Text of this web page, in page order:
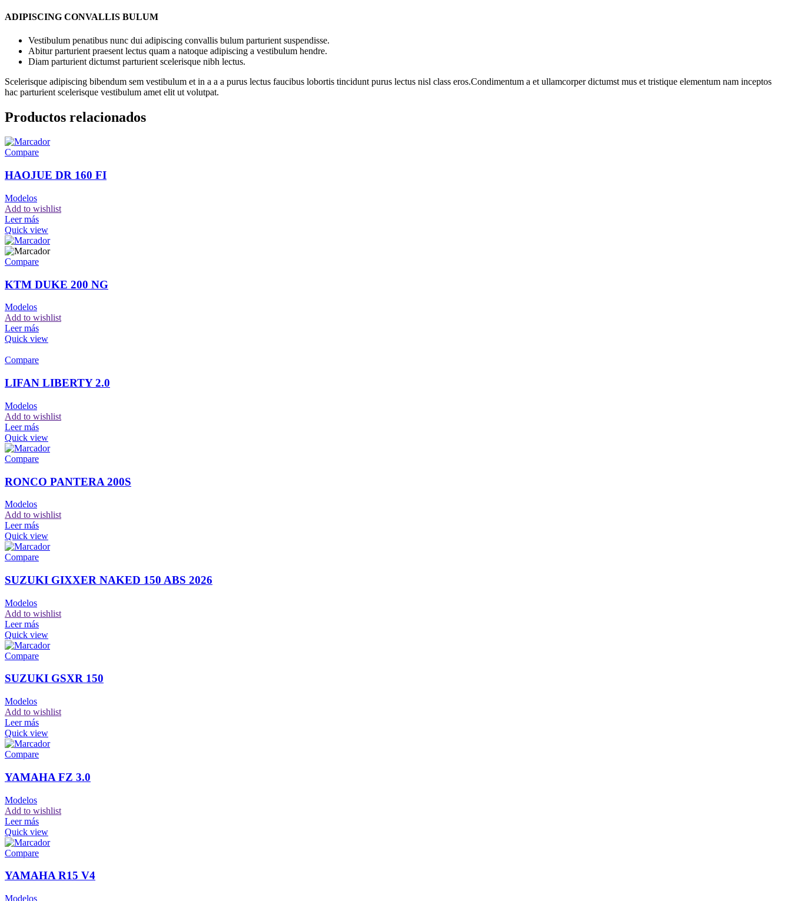
ADIPISCING CONVALLIS BULUM
Vestibulum penatibus nunc dui adipiscing convallis bulum parturient suspendisse.
Abitur parturient praesent lectus quam a natoque adipiscing a vestibulum hendre.
Diam parturient dictumst parturient scelerisque nibh lectus.
Scelerisque adipiscing bibendum sem vestibulum et in a a a purus lectus faucibus lobortis tincidunt purus lectus nisl class eros.Condimentum a et ullamcorper dictumst mus et tristique elementum nam inceptos
hac parturient scelerisque vestibulum amet elit ut volutpat.
Productos relacionados
Compare
HAOJUE DR 160 FI
Modelos
Add to wishlist
Leer más
Quick view
Compare
KTM DUKE 200 NG
Modelos
Add to wishlist
Leer más
Quick view
Compare
LIFAN LIBERTY 2.0
Modelos
Add to wishlist
Leer más
Quick view
Compare
RONCO PANTERA 200S
Modelos
Add to wishlist
Leer más
Quick view
Compare
SUZUKI GIXXER NAKED 150 ABS 2026
Modelos
Add to wishlist
Leer más
Quick view
Compare
SUZUKI GSXR 150
Modelos
Add to wishlist
Leer más
Quick view
Compare
YAMAHA FZ 3.0
Modelos
Add to wishlist
Leer más
Quick view
Compare
YAMAHA R15 V4
Modelos